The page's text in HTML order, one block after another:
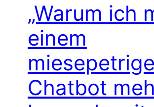
„Warum ich
einem
Chatbot